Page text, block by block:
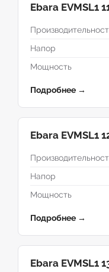
Ebara EVMSL1
Напор
Мощность
Подробнее →
Ebara EVMSL1
Напор
Мощность
Подробнее →
Ebara EVMSL1